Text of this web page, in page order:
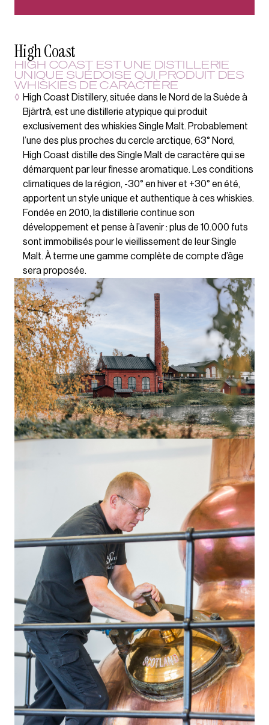
High Coast
HIGH COAST EST UNE DISTILLERIE
UNIQUE SUÉDOISE QUI PRODUIT DES
WHISKIES DE CARACTÈRE
◊ High Coast Distillery, située dans le Nord de la Suède à
Bjärtrå, est une distillerie atypique qui produit
exclusivement des whiskies Single Malt. Probablement
l’une des plus proches du cercle arctique, 63° Nord,
High Coast distille des Single Malt de caractère qui se
démarquent par leur finesse aromatique. Les conditions
climatiques de la région, -30° en hiver et +30° en été,
apportent un style unique et authentique à ces whiskies.
Fondée en 2010, la distillerie continue son
développement et pense à l’avenir : plus de 10.000 futs
sont immobilisés pour le vieillissement de leur Single
Malt. À terme une gamme complète de compte d’âge
sera proposée.